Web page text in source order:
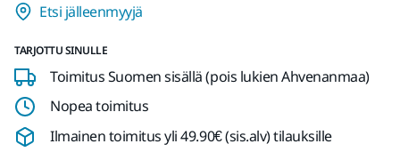
Etsi jälleenmyyjä
TARJOTTU SINULLE
Toimitus Suomen sisällä (pois lukien Ahvenanmaa)
Nopea toimitus
Ilmainen toimitus yli 49.90€ (sis.alv) tilauksille